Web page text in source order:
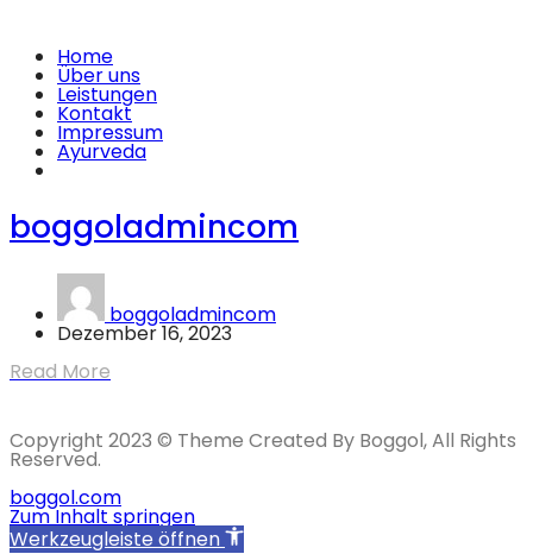
Home
Über uns
Leistungen
Kontakt
Impressum
Ayurveda
boggoladmincom
boggoladmincom
Dezember 16, 2023
Read More
Copyright 2023 © Theme Created By Boggol, All Rights
Reserved.
boggol.com
Zum Inhalt springen
Werkzeugleiste öffnen